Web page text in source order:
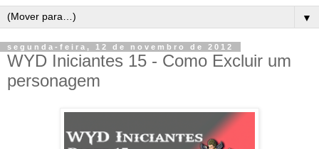
▼
segunda-feira, 12 de novembro de 2012
WYD Iniciantes 15 - Como Excluir um
personagem